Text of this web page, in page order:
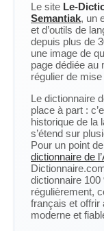
Le site Le-
Semantiak, un
et d’outils de
depuis plus de
une image de
page dédiée au
régulier de
Le dictionnaire
place à part :
historique de la
s’étend sur
Pour un point
dictionnaire de
dictionnaire
régulièrement,
français et offrir
moderne et